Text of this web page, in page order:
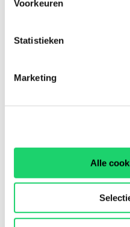
Voorkeuren
Statistieken
Marketing
Alle